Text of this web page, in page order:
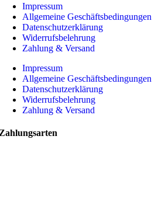
Impressum
Allgemeine Geschäftsbedingungen
Datenschutzerklärung
Widerrufsbelehrung
Zahlung & Versand
Impressum
Allgemeine Geschäftsbedingungen
Datenschutzerklärung
Widerrufsbelehrung
Zahlung & Versand